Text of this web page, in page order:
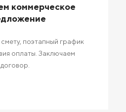
коммерческое
поэтапный график
оплаты. Заключаем
договор.